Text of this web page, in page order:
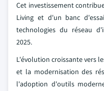
Cet investissement
Living et d'un banc
technologies du réseau
2025.
L'évolution croissante vers
et la modernisation des
l'adoption d'outils